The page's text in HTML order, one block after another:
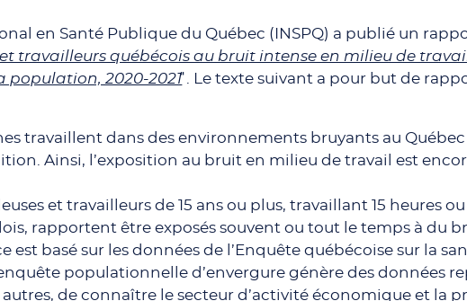
en Santé Publique du Québec (INSPQ) a publié un
travailleurs québécois au bruit intense en milieu de
population, 2020-2021̎. Le texte suivant a pour but de
travaillent dans des environnements bruyants au
Ainsi, l’exposition au bruit en milieu de travail est
et travailleurs de 15 ans ou plus, travaillant 15 heures
rapportent être exposés souvent ou tout le temps à du
est basé sur les données de l’Enquête québécoise sur la
enquête populationnelle d’envergure génère des données
de connaître le secteur d’activité économique et la